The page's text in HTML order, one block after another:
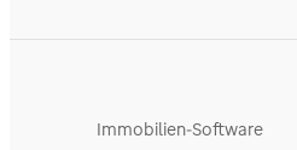
Immobilien-Software